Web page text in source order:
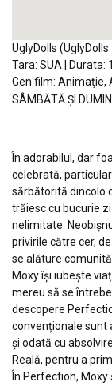
UglyDolls
Tara: SUA | Durata:
Gen film: Animaţie,
SÂMBĂTĂ ȘI
În adorabilul, dar
celebrată,
sărbătorită dincolo
trăiesc cu bucurie
nelimitate.
privirile către cer,
se alăture
Moxy își iubește
mereu să se
descopere
convenționale sunt
și odată cu
Reală, pentru a
În Perfection,